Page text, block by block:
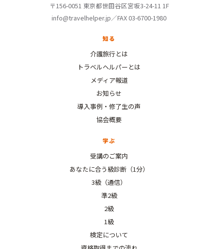
〒156-0051 東京都世田谷区宮坂3-24-11 1F
info@travelhelper.jp／FAX 03-6700-1980
知る
介護旅行とは
トラベルヘルパーとは
メディア報道
お知らせ
導入事例・修了生の声
協会概要
学ぶ
受講のご案内
あなたに合う級診断（1分）
3級（通信）
準2級
2級
1級
検定について